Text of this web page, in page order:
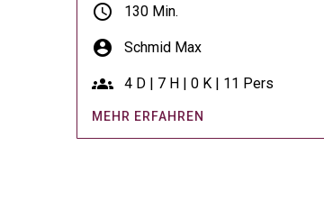
schedule 130 Min.
account_circle Schmid Max
groups 4 D | 7 H | 0 K | 11 Pers
MEHR ERFAHREN